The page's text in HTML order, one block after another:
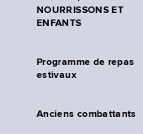
NOURRISSONS ET
ENFANTS
Programme de repas
estivaux
Anciens combattants